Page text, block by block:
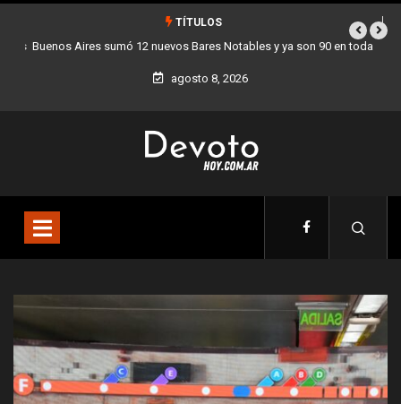
TÍTULOS
Buenos Aires sumó 12 nuevos Bares Notables y ya son 90 en toda la
Ciudad
agosto 8, 2026